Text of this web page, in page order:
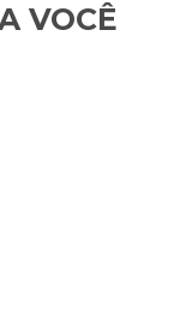
VOCÊ​